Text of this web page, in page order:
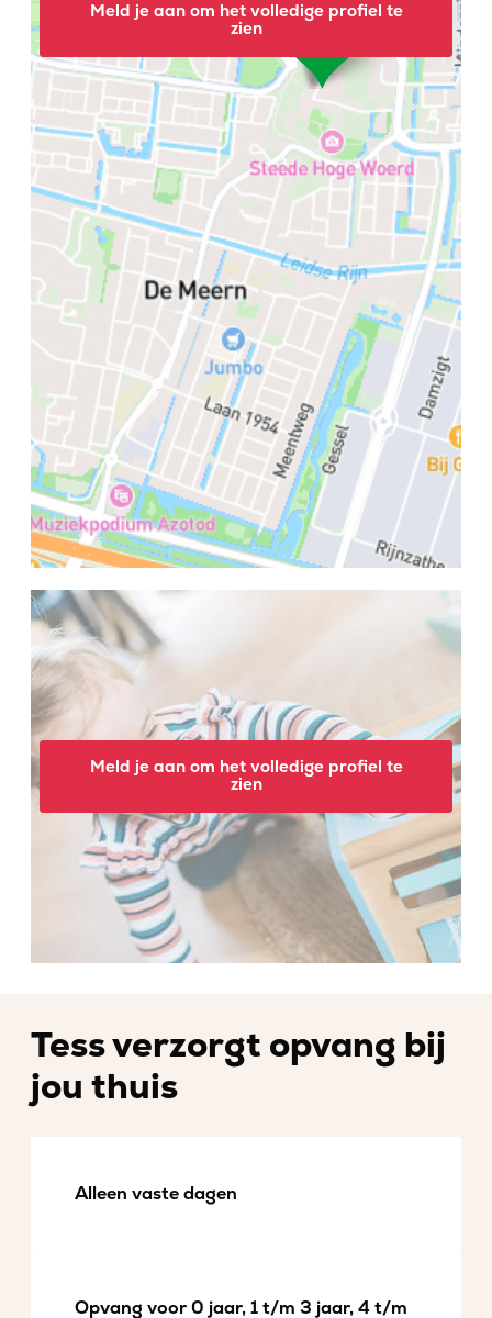
Meld je aan om het volledige profiel te
zien
Meld je aan om het volledige profiel te
zien
Tess verzorgt opvang bij
jou thuis
Alleen vaste dagen
Opvang voor 0 jaar, 1 t/m 3 jaar, 4 t/m